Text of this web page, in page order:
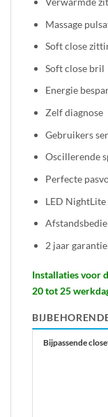
Massage
Soft close
Soft close bril
Energie
Zelf diagnose
Gebruikers
Oscillerende
Perfecte
LED NightLite
2 jaar garantie
Installaties voor
20 tot 25
Bijpassende